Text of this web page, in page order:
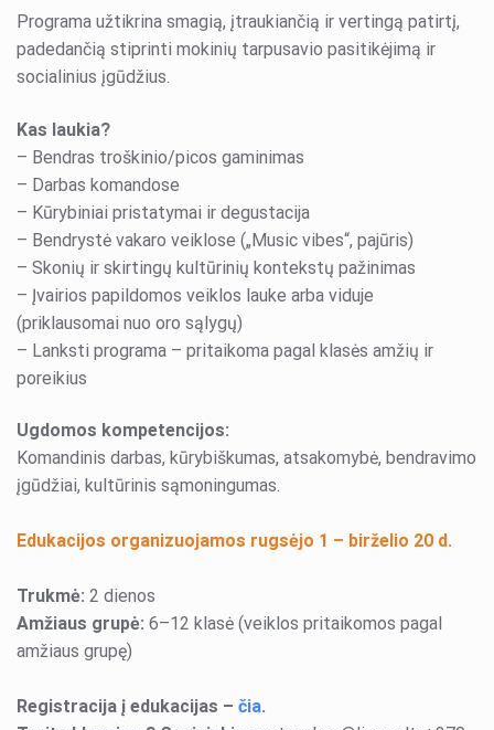
Programa užtikrina smagią, įtraukiančią ir vertingą patirtį,
padedančią stiprinti mokinių tarpusavio pasitikėjimą ir
socialinius įgūdžius.
Kas laukia?
– Bendras troškinio/picos gaminimas
– Darbas komandose
– Kūrybiniai pristatymai ir degustacija
– Bendrystė vakaro veiklose („Music vibes“, pajūris)
– Skonių ir skirtingų kultūrinių kontekstų pažinimas
– Įvairios papildomos veiklos lauke arba viduje
(priklausomai nuo oro sąlygų)
– Lanksti programa – pritaikoma pagal klasės amžių ir
poreikius
Ugdomos kompetencijos:
Komandinis darbas, kūrybiškumas, atsakomybė, bendravimo
įgūdžiai, kultūrinis sąmoningumas.
Edukacijos organizuojamos rugsėjo 1 – birželio 20 d.
Trukmė: 2 dienos
Amžiaus grupė: 6–12 klasė (veiklos pritaikomos pagal
amžiaus grupę)
Registracija į edukacijas – čia.